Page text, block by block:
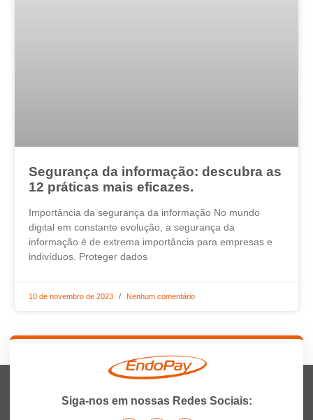
Segurança da informação: descubra as
12 práticas mais eficazes.
Importância da segurança da informação No mundo
digital em constante evolução, a segurança da
informação é de extrema importância para empresas e
indivíduos. Proteger dados
10 de novembro de 2023 Nenhum comentário
Siga-nos em nossas Redes Sociais: